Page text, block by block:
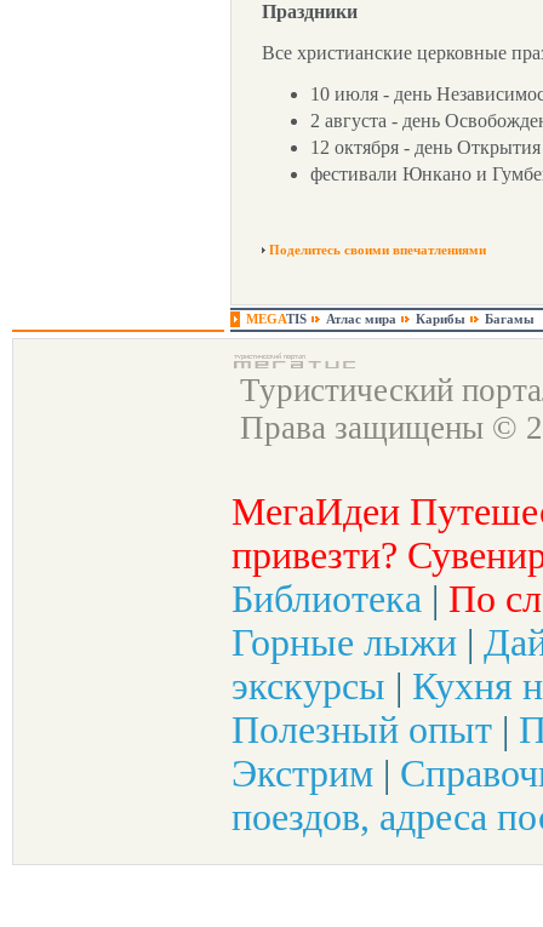
Праздники
Все христианские церковные
10 июля - день
2 августа - день
12 октября - день Открытия
фестивали Юнкано и
Поделитесь своими впечатлениями
MEGATIS Атлас мира Карибы Багамы
Туристический
Права защищены ©
МегаИдеи
привезти?
Библиотека | По
Горные лыжи |
экскурсы | Кухня
Полезный опыт |
Экстрим |
поездов, адреса